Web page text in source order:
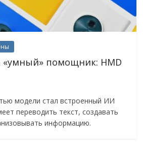
«умный» помощник: HMD
модели стал встроенный ИИ
переводить текст, создавать
информацию.